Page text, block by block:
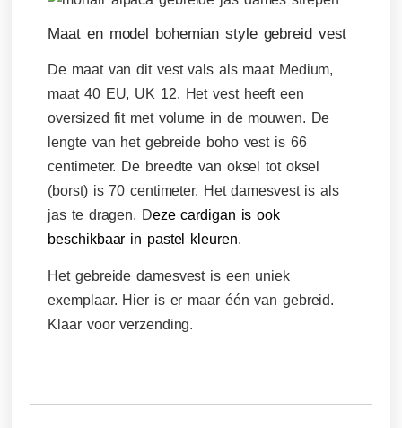
Maat en model bohemian style gebreid vest
De maat van dit vest vals als maat Medium,
maat 40 EU, UK 12. Het vest heeft een
oversized fit met volume in de mouwen. De
lengte van het gebreide boho vest is 66
centimeter. De breedte van oksel tot oksel
(borst) is 70 centimeter. Het damesvest is als
jas te dragen. Deze cardigan is ook
beschikbaar in pastel kleuren.
Het gebreide damesvest is een uniek
exemplaar. Hier is er maar één van gebreid.
Klaar voor verzending.